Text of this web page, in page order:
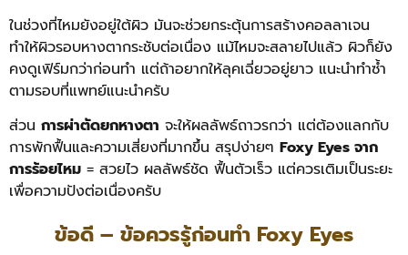
ในช่วงที่ไหมยังอยู่ใต้ผิว มันจะช่วยกระตุ้นการสร้างคอลลาเจน
ทำให้ผิวรอบหางตากระชับต่อเนื่อง แม้ไหมจะสลายไปแล้ว ผิวก็ยัง
คงดูเฟิร์มกว่าก่อนทำ แต่ถ้าอยากให้ลุคเฉี่ยวอยู่ยาว แนะนำทำซ้ำ
ตามรอบที่แพทย์แนะนำครับ
ส่วน การผ่าตัดยกหางตา จะให้ผลลัพธ์ถาวรกว่า แต่ต้องแลกกับ
การพักฟื้นและความเสี่ยงที่มากขึ้น สรุปง่ายๆ Foxy Eyes จาก
การร้อยไหม = สวยไว ผลลัพธ์ชัด ฟื้นตัวเร็ว แต่ควรเติมเป็นระยะ
เพื่อความปังต่อเนื่องครับ
ข้อดี – ข้อควรรู้ก่อนทำ Foxy Eyes